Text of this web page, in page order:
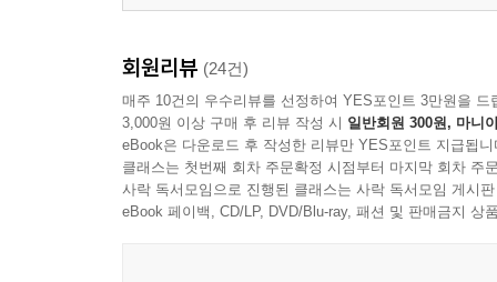
회원리뷰 (24건)
매주 10건의 우수리뷰를 선정하여 YES포인트 3만원을 드
3,000원 이상 구매 후 리뷰 작성 시 일반회원 300원, 마니
eBook은 다운로드 후 작성한 리뷰만 YES포인트 지급됩니
클래스는 첫번째 회차 주문확정 시점부터 마지막 회차 주
사락 독서모임으로 진행된 클래스는 사락 독서모임 게시
eBook 페이백, CD/LP, DVD/Blu-ray, 패션 및 판매금지 상